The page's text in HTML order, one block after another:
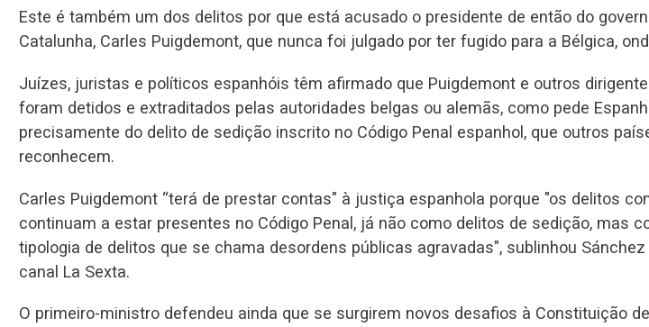
Este é também um dos delitos por que está acusado o presidente de então do
Catalunha, Carles Puigdemont, que nunca foi julgado por ter fugido para a Bélgica,
Juízes, juristas e políticos espanhóis têm afirmado que Puigdemont e outros
foram detidos e extraditados pelas autoridades belgas ou alemãs, como pede
precisamente do delito de sedição inscrito no Código Penal espanhol, que outros
reconhecem.
Carles Puigdemont “terá de prestar contas" à justiça espanhola porque "os delitos
continuam a estar presentes no Código Penal, já não como delitos de sedição, mas
tipologia de delitos que se chama desordens públicas agravadas", sublinhou
canal La Sexta.
O primeiro-ministro defendeu ainda que se surgirem novos desafios à Constituição